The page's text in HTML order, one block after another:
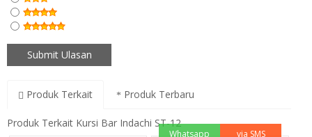
Produk Terkait Produk Terbaru
Produk Terkait Kursi Bar Indachi ST-12
Whatsapp via SMS